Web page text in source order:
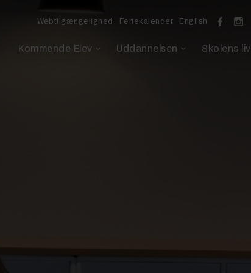
Kommende Elev
Uddannelsen Skolens liv
Webtilgængelighed Feriekalender English